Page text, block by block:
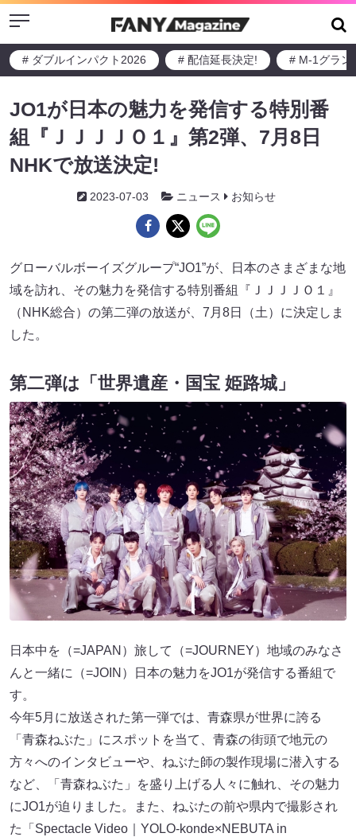
Menu
# ダブルインパクト2026 # 配信延長決定! # M-1グラン
JO1が日本の魅力を発信する特別番
組『ＪＪＪＪＯ１』第2弾、7月8日
NHKで放送決定!
2023-07-03 ニュース お知らせ
グローバルボーイズグループ“JO1”が、日本のさまざまな地
域を訪れ、その魅力を発信する特別番組『ＪＪＪＪＯ１』
（NHK総合）の第二弾の放送が、7月8日（土）に決定しま
した。
第二弾は「世界遺産・国宝 姫路城」
日本中を（=JAPAN）旅して（=JOURNEY）地域のみなさ
んと一緒に（=JOIN）日本の魅力をJO1が発信する番組で
す。
今年5月に放送された第一弾では、青森県が世界に誇る
「青森ねぶた」にスポットを当て、青森の街頭で地元の
方々へのインタビューや、ねぶた師の製作現場に潜入する
など、「青森ねぶた」を盛り上げる人々に触れ、その魅力
にJO1が迫りました。また、ねぶたの前や県内で撮影され
た「Spectacle Video｜YOLO-konde×NEBUTA in